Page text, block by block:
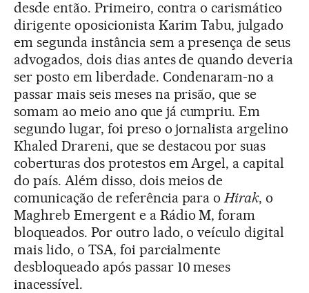
desde então. Primeiro, contra o carismático
dirigente oposicionista Karim Tabu, julgado
em segunda instância sem a presença de seus
advogados, dois dias antes de quando deveria
ser posto em liberdade. Condenaram-no a
passar mais seis meses na prisão, que se
somam ao meio ano que já cumpriu. Em
segundo lugar, foi preso o jornalista argelino
Khaled Drareni, que se destacou por suas
coberturas dos protestos em Argel, a capital
do país. Além disso, dois meios de
comunicação de referência para oHirak, o
Maghreb Emergent e a Rádio M, foram
bloqueados. Por outro lado, o veículo digital
mais lido, o TSA, foi parcialmente
desbloqueado após passar 10 meses
inacessível.